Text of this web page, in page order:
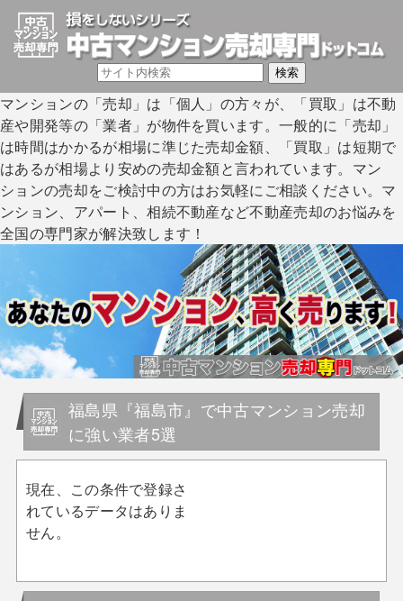
マンションの「売却」は「個人」の方々が、「買取」は不動
産や開発等の「業者」が物件を買います。一般的に「売却」
は時間はかかるが相場に準じた売却金額、「買取」は短期で
はあるが相場より安めの売却金額と言われています。マン
ションの売却をご検討中の方はお気軽にご相談ください。マ
ンション、アパート、相続不動産など不動産売却のお悩みを
全国の専門家が解決致します！
福島県『福島市』で中古マンション売却
に強い業者5選
現在、この条件で登録さ
れているデータはありま
せん。